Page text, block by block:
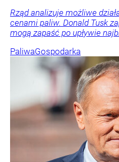
Rząd analizuje możliwe
cenami paliw. Donald Tusk
mogą zapaść po upływie
PaliwaGospodarka